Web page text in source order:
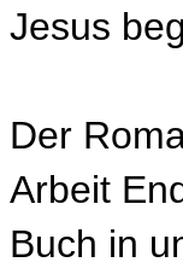
Jesus
Der
Arbeit
Buch in